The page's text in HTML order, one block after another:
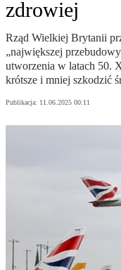
zdrowiej
Rząd Wielkiej Brytanii
„największej
utworzenia w latach 50.
krótsze i mniej szkodzić
Publikacja: 11.06.2025 00:11